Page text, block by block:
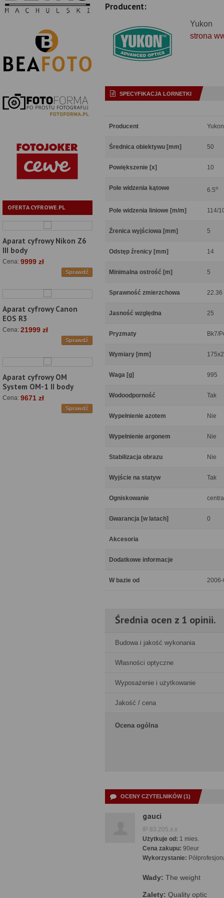
OFERTA CYFROWE.PL
Aparat cyfrowy Nikon Z6
III body
Cena: 9999 zł
Sprawdź
Aparat cyfrowy Canon
EOS R3
Cena: 21999 zł
Sprawdź
Aparat cyfrowy OM
System OM-1 II body
Cena: 9671 zł
Sprawdź
Producent:
Yukon
strona
SPECYFIKACJA LORNETKI
Producent Yukon
Średnica obiektywu [mm] 50
Powiększenie [x] 10
Pole widzenia kątowe 6.5o
Pole widzenia liniowe [m/m] 114/
Źrenica wyjściowa [mm] 5
Odstęp źrenicy [mm] 14
Minimalna ostrość [m] 5
Sprawność zmierzchowa 22.36
Jasność względna 25
Pryzmaty Bk7/
Wymiary [mm]
Waga [g] 995
Wodoodporność Tak
Wypełnienie azotem Nie
Wypełnienie argonem Nie
Stabilizacja obrazu Nie
Wyjście na statyw Tak
Ogniskowanie
Gwarancja [w latach] 0
Akcesoria
Dodatkowe informacje
W bazie od
Średnia ocen z 1 opinii.
Budowa i jakość wykonania
Własności optyczne
Wyposażenie i użytkowanie
Jakość / cena
Ocena ogólna
OCENY CZYTELNIKÓW (1)
gauci
IP 83.205.x.x
Użytkuje od: 1 mies.
Cena zakupu: 90eur
Wykorzystanie:
Wady: The weight
Zalety: Quality optic